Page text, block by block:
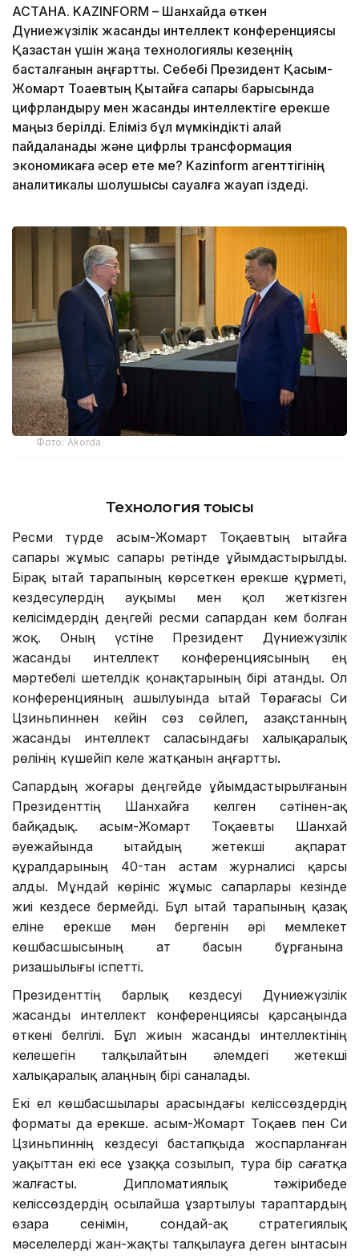
АСТАНА. KAZINFORM – Шанхайда өткен
Дүниежүзілік жасанды интеллект конференциясы
Қазақстан үшін жаңа технологиялық кезеңнің
басталғанын аңғартты. Себебі Президент Қасым-
Жомарт Тоқаевтың Қытайға сапары барысында
цифрландыру мен жасанды интеллектіге ерекше
маңыз берілді. Еліміз бұл мүмкіндікті қалай
пайдаланады және цифрлық трансформация
экономикаға әсер ете ме? Kazinform агенттігінің
аналитикалық шолушысы сауалға жауап іздеді.
Фото: Аkorda
Технология тоғысы
Ресми түрде Қасым-Жомарт Тоқаевтың Қытайға
сапары жұмыс сапары ретінде ұйымдастырылды.
Бірақ Қытай тарапының көрсеткен ерекше құрметі,
кездесулердің ауқымы мен қол жеткізген
келісімдердің деңгейі ресми сапардан кем болған
жоқ. Оның үстіне Президент Дүниежүзілік
жасанды интеллект конференциясының ең
мәртебелі шетелдік қонақтарының бірі атанды. Ол
конференцияның ашылуында Қытай Төрағасы Си
Цзиньпиннен кейін сөз сөйлеп, Қазақстанның
жасанды интеллект саласындағы халықаралық
рөлінің күшейіп келе жатқанын аңғартты.
Сапардың жоғары деңгейде ұйымдастырылғанын
Президенттің Шанхайға келген сәтінен-ақ
байқадық. Қасым-Жомарт Тоқаевты Шанхай
әуежайында Қытайдың жетекші ақпарат
құралдарының 40-тан астам журналисі қарсы
алды. Мұндай көрініс жұмыс сапарлары кезінде
жиі кездесе бермейді. Бұл Қытай тарапының қазақ
еліне ерекше мән бергенін әрі мемлекет
көшбасшысының ат басын бұрғанына
ризашылығы іспетті.
Президенттің барлық кездесуі Дүниежүзілік
жасанды интеллект конференциясы қарсаңында
өткені белгілі. Бұл жиын жасанды интеллектінің
келешегін талқылайтын әлемдегі жетекші
халықаралық алаңның бірі саналады.
Екі ел көшбасшылары арасындағы келіссөздердің
форматы да ерекше. Қасым-Жомарт Тоқаев пен Си
Цзиньпиннің кездесуі бастапқыда жоспарланған
уақыттан екі есе ұзаққа созылып, тура бір сағатқа
жалғасты. Дипломатиялық тәжірибеде
келіссөздердің осылайша ұзартылуы тараптардың
өзара сенімін, сондай-ақ стратегиялық
мәселелерді жан-жақты талқылауға деген ынтасын